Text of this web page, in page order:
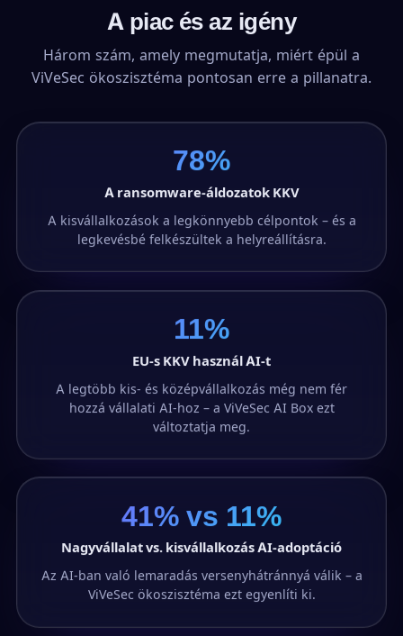
A piac és az igény
Három szám, amely megmutatja, miért épül a
ViVeSec ökoszisztéma pontosan erre a pillanatra.
78%
A ransomware-áldozatok KKV
A kisvállalkozások a legkönnyebb célpontok – és a
legkevésbé felkészültek a helyreállításra.
11%
EU-s KKV használ AI-t
A legtöbb kis- és középvállalkozás még nem fér
hozzá vállalati AI-hoz – a ViVeSec AI Box ezt
változtatja meg.
41% vs 11%
Nagyvállalat vs. kisvállalkozás AI-adoptáció
Az AI-ban való lemaradás versenyhátránnyá válik – a
ViVeSec ökoszisztéma ezt egyenlíti ki.